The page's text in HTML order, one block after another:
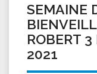
SEMAINE
ROBERT
2021